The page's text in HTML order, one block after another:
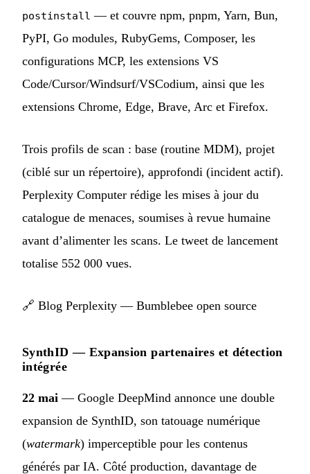
postinstall — et couvre npm, pnpm, Yarn, Bun,
PyPI, Go modules, RubyGems, Composer, les
configurations MCP, les extensions VS
Code/Cursor/Windsurf/VSCodium, ainsi que les
extensions Chrome, Edge, Brave, Arc et Firefox.
Trois profils de scan : base (routine MDM), projet
(ciblé sur un répertoire), approfondi (incident actif).
Perplexity Computer rédige les mises à jour du
catalogue de menaces, soumises à revue humaine
avant d’alimenter les scans. Le tweet de lancement
totalise 552 000 vues.
🔗 Blog Perplexity — Bumblebee open source
SynthID — Expansion partenaires et détection
intégrée
22 mai — Google DeepMind annonce une double
expansion de SynthID, son tatouage numérique
(watermark) imperceptible pour les contenus
générés par IA. Côté production, davantage de